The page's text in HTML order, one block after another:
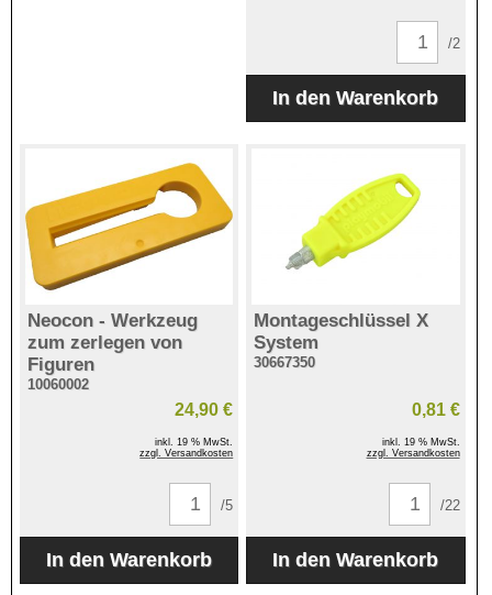
/2
Neocon - Werkzeug
zum zerlegen von
Figuren
10060002
24,90 €
inkl. 19 % MwSt.
zzgl. Versandkosten
/5
Montageschlüssel X
System
30667350
0,81 €
inkl. 19 % MwSt.
zzgl. Versandkosten
/22